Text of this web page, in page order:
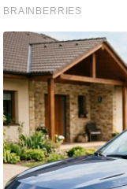
ध
र्म
स्थ
ल
व्र
त्यो
हा
र